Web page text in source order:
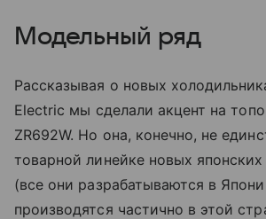
Модельный ряд
Рассказывая о новых
Electric мы сделали акцент на
ZR692W. Но она, конечно, не
товарной линейке новых
(все они разрабатываются в
производятся частично в этой